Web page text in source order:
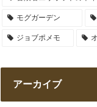
モグガーデン
ジョブポメモ
アーカイブ